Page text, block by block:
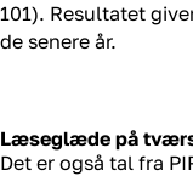
101). Resultatet
de senere år.
Læseglæde på
Det er også tal fra